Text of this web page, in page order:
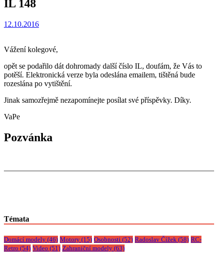
IL 148
12.10.2016
Vážení kolegové,
opět se podařilo dát dohromady další číslo IL, doufám, že Vás to
potěší. Elektronická verze byla odeslána emailem, tištěná bude
rozeslána po vytištění.
Jinak samozřejmě nezapomínejte posílat své příspěvky. Díky.
VaPe
Pozvánka
Témata
Domácí modely (46) Motory (15) Osobnosti (52) Radoslav Čížek (58) RC-
Retro (54) Video (51) Zahraniční modely (63)